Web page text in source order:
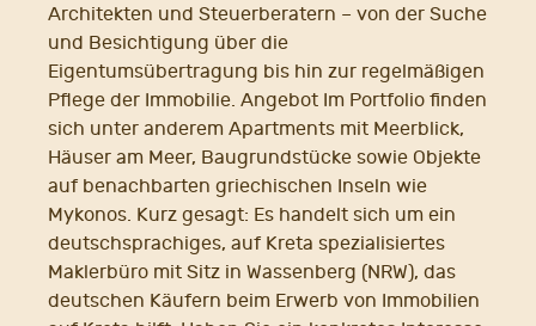
Architekten und Steuerberatern – von der Suche
und Besichtigung über die
Eigentumsübertragung bis hin zur regelmäßigen
Pflege der Immobilie. Angebot Im Portfolio finden
sich unter anderem Apartments mit Meerblick,
Häuser am Meer, Baugrundstücke sowie Objekte
auf benachbarten griechischen Inseln wie
Mykonos. Kurz gesagt: Es handelt sich um ein
deutschsprachiges, auf Kreta spezialisiertes
Maklerbüro mit Sitz in Wassenberg (NRW), das
deutschen Käufern beim Erwerb von Immobilien